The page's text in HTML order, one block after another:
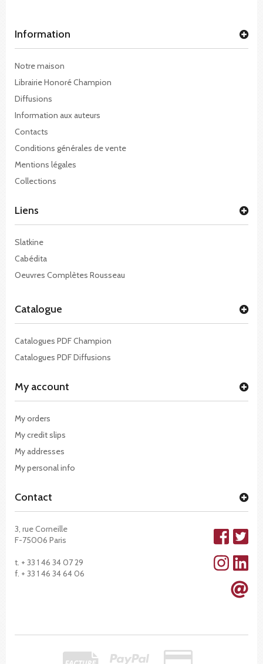
Information
Notre maison
Librairie Honoré Champion
Diffusions
Information aux auteurs
Contacts
Conditions générales de vente
Mentions légales
Collections
Liens
Slatkine
Cabédita
Oeuvres Complètes Rousseau
Catalogue
Catalogues PDF Champion
Catalogues PDF Diffusions
My account
My orders
My credit slips
My addresses
My personal info
Contact
3, rue Corneille
F-75006 Paris
t. + 33 1 46 34 07 29
f. + 33 1 46 34 64 06